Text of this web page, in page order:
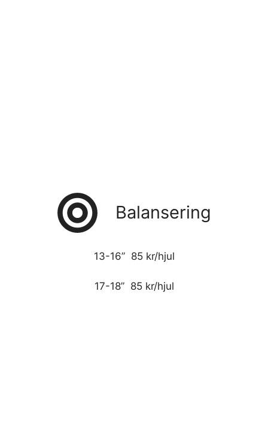
Balansering
13-16” 85 kr/hjul
17-18” 85 kr/hjul